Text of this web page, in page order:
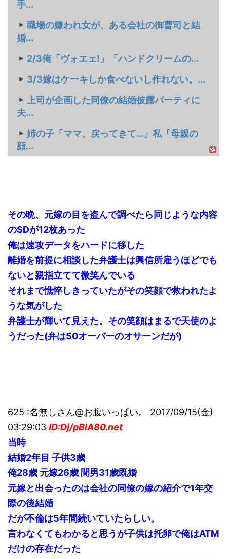
手...
職場の嫌われ女が、ある会社の御曹司と結
婚...
2/3俺「ヴォエェ!」「ハンドクリームの...
3/3嫁はケーキしか食べないし作れない。...
上司が企画した同僚の結婚披露パーティに
夫...
姉の子「ママ、戻ってきて…」私「母親の
顔...
その晩、元嫁の目を盗んで調べたら同じような内容
のSDが12枚あった
俺は速攻データをハードに移した
離婚を前提に相談した弁護士は興信所雇うほどでも
ないと親指立てて微笑んでいる
それまで憔悴しきっていたがその笑顔で救われたよ
うな気がした
弁護士が輝いて見えた。その笑顔はまるで天使のよ
うだった(弁は50オーバーのオサーンだが)
625 :名無しさん@お腹いっぱい。 2017/09/15(金)
03:29:03 ID:Dj/pBlA80.net
当時
結婚2年目 子供3歳
俺28歳 元嫁26歳 間男31歳既婚
元嫁と出会ったのは会社の同僚の嫁の紹介で1年交
際の後結婚
だが不倫は5年間続いていたらしい。
言わなくてもわかると思うが子供は托卵で俺はATM
だけの存在だった